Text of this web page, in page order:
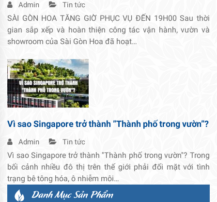
Admin Tin tức
SÀI GÒN HOA TĂNG GIỜ PHỤC VỤ ĐẾN 19H00 Sau thời
gian sắp xếp và hoàn thiện công tác vận hành, vườn và
showroom của Sài Gòn Hoa đã hoạt…
Vì sao Singapore trở thành ”Thành phố trong vườn”?
Admin Tin tức
Vì sao Singapore trở thành ''Thành phố trong vườn''? Trong
bối cảnh nhiều đô thị trên thế giới phải đối mặt với tình
trạng bê tông hóa, ô nhiễm môi…
Danh Mục Sản Phẩm